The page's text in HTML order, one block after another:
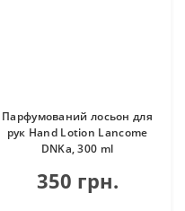
Парфумований лосьон для
рук Hand Lotion Lancome
DNKa, 300 ml
350 грн.